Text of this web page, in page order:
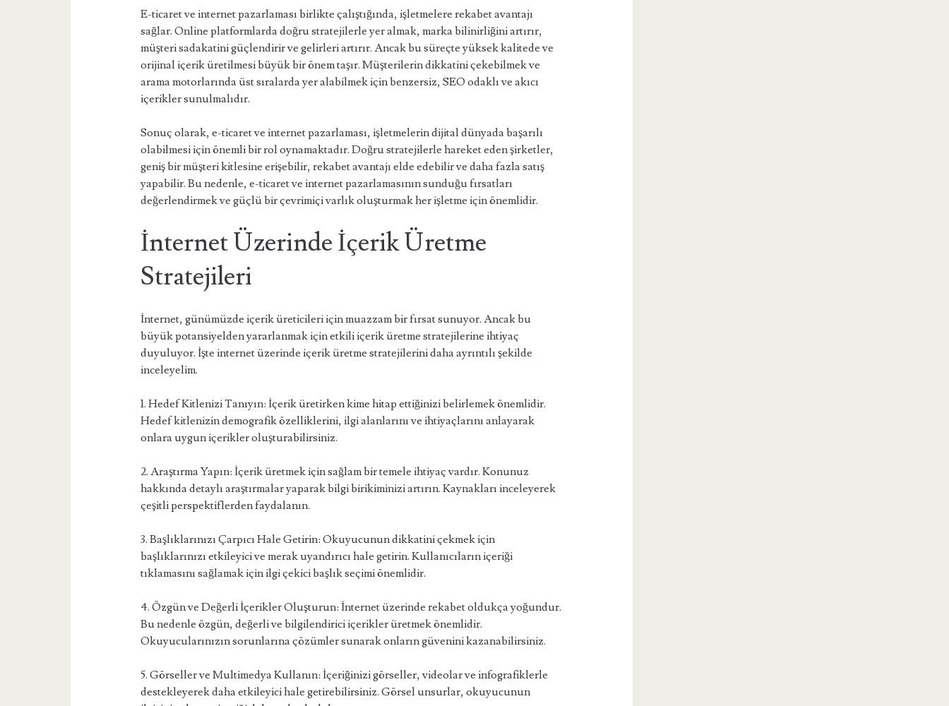
E-ticaret ve internet pazarlaması birlikte çalıştığında, işletmelere rekabet avantajı
sağlar. Online platformlarda doğru stratejilerle yer almak, marka bilinirliğini artırır,
müşteri sadakatini güçlendirir ve gelirleri artırır. Ancak bu süreçte yüksek kalitede ve
orijinal içerik üretilmesi büyük bir önem taşır. Müşterilerin dikkatini çekebilmek ve
arama motorlarında üst sıralarda yer alabilmek için benzersiz, SEO odaklı ve akıcı
içerikler sunulmalıdır.
Sonuç olarak, e-ticaret ve internet pazarlaması, işletmelerin dijital dünyada başarılı
olabilmesi için önemli bir rol oynamaktadır. Doğru stratejilerle hareket eden şirketler,
geniş bir müşteri kitlesine erişebilir, rekabet avantajı elde edebilir ve daha fazla satış
yapabilir. Bu nedenle, e-ticaret ve internet pazarlamasının sunduğu fırsatları
değerlendirmek ve güçlü bir çevrimiçi varlık oluşturmak her işletme için önemlidir.
İnternet Üzerinde İçerik Üretme
Stratejileri
İnternet, günümüzde içerik üreticileri için muazzam bir fırsat sunuyor. Ancak bu
büyük potansiyelden yararlanmak için etkili içerik üretme stratejilerine ihtiyaç
duyuluyor. İşte internet üzerinde içerik üretme stratejilerini daha ayrıntılı şekilde
inceleyelim.
1. Hedef Kitlenizi Tanıyın: İçerik üretirken kime hitap ettiğinizi belirlemek önemlidir.
Hedef kitlenizin demografik özelliklerini, ilgi alanlarını ve ihtiyaçlarını anlayarak
onlara uygun içerikler oluşturabilirsiniz.
2. Araştırma Yapın: İçerik üretmek için sağlam bir temele ihtiyaç vardır. Konunuz
hakkında detaylı araştırmalar yaparak bilgi birikiminizi artırın. Kaynakları inceleyerek
çeşitli perspektiflerden faydalanın.
3. Başlıklarınızı Çarpıcı Hale Getirin: Okuyucunun dikkatini çekmek için
başlıklarınızı etkileyici ve merak uyandırıcı hale getirin. Kullanıcıların içeriği
tıklamasını sağlamak için ilgi çekici başlık seçimi önemlidir.
4. Özgün ve Değerli İçerikler Oluşturun: İnternet üzerinde rekabet oldukça yoğundur.
Bu nedenle özgün, değerli ve bilgilendirici içerikler üretmek önemlidir.
Okuyucularınızın sorunlarına çözümler sunarak onların güvenini kazanabilirsiniz.
5. Görseller ve Multimedya Kullanın: İçeriğinizi görseller, videolar ve infografiklerle
destekleyerek daha etkileyici hale getirebilirsiniz. Görsel unsurlar, okuyucunun